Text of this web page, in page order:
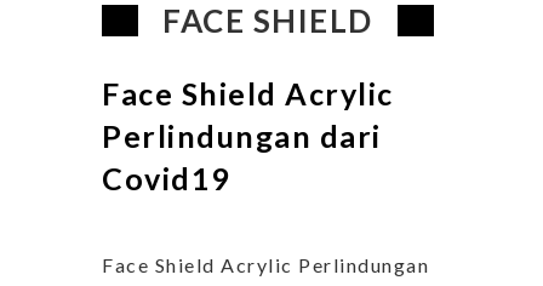
FACE SHIELD
Face Shield Acrylic
Perlindungan dari
Covid19
Face Shield Acrylic Perlindungan